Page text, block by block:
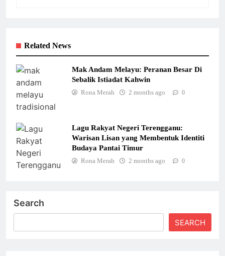
Related News
Mak Andam Melayu: Peranan Besar Di
Sebalik Istiadat Kahwin
Rona Merah 2 months ago 0
Lagu Rakyat Negeri Terengganu:
Warisan Lisan yang Membentuk Identiti
Budaya Pantai Timur
Rona Merah 2 months ago 0
Search
SEARCH